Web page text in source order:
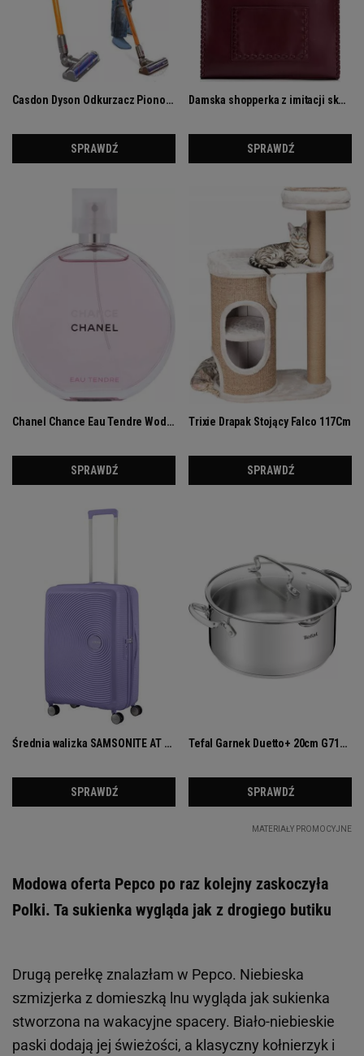
Modowa oferta Pepco po raz kolejny zaskoczyła
Polki. Ta sukienka wygląda jak z drogiego butiku
Drugą perełkę znalazłam w Pepco. Niebieska
szmizjerka z domieszką lnu wygląda jak sukienka
stworzona na wakacyjne spacery. Biało-niebieskie
paski dodają jej świeżości, a klasyczny kołnierzyk i